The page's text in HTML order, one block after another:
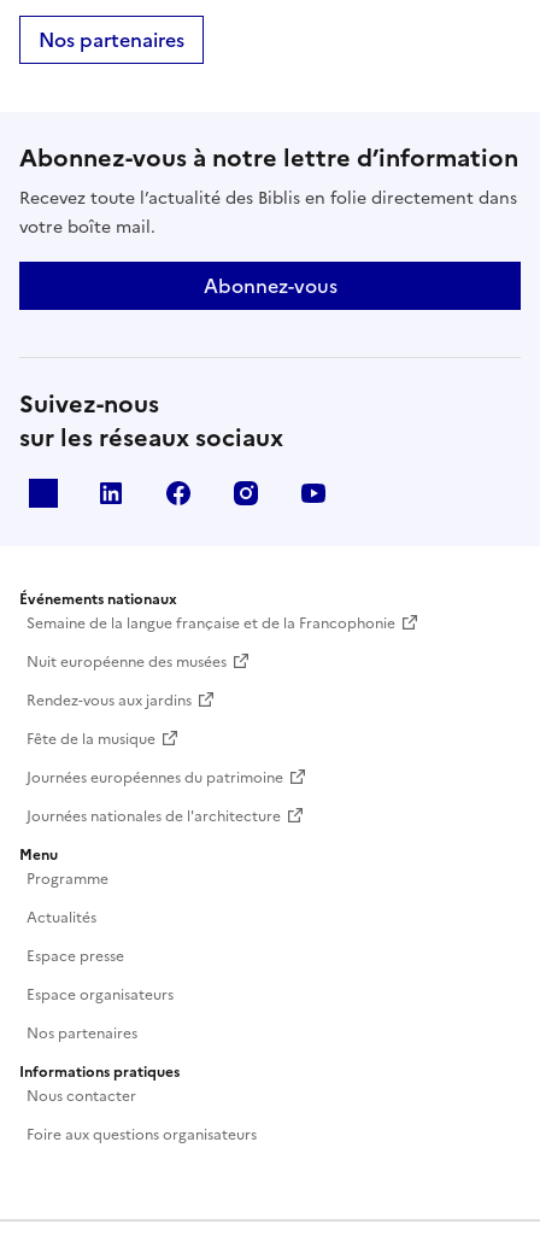
Nos partenaires
Abonnez-vous à notre lettre d’information
Recevez toute l’actualité des Biblis en folie directement dans
votre boîte mail.
Abonnez-vous
Suivez-nous
sur les réseaux sociaux
Linkedin Facebook Instagram
Événements nationaux
Semaine de la langue française et de la Francophonie
Nuit européenne des musées
Rendez-vous aux jardins
Fête de la musique
Journées européennes du patrimoine
Journées nationales de l'architecture
Menu
Programme
Actualités
Espace presse
Espace organisateurs
Nos partenaires
Informations pratiques
Nous contacter
Foire aux questions organisateurs